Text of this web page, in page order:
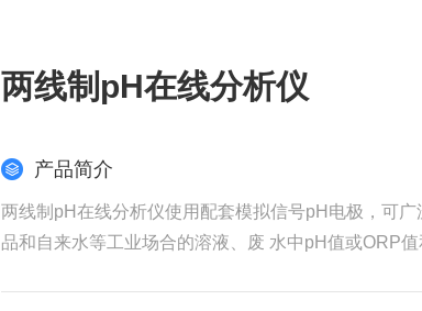
两线制pH在线分析仪
产品简介
两线制pH在线分析仪使用配套模拟信号pH电极，可
品和自来水等工业场合的溶液、废 水中pH值或ORP值